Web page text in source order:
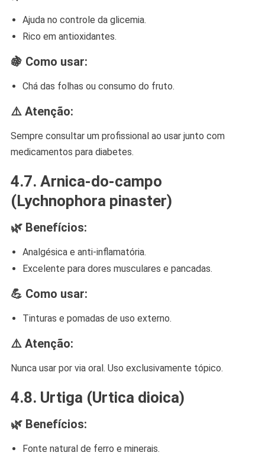
Ajuda no controle da glicemia.
Rico em antioxidantes.
🍇 Como usar:
Chá das folhas ou consumo do fruto.
⚠️ Atenção:
Sempre consultar um profissional ao usar junto com
medicamentos para diabetes.
4.7. Arnica-do-campo
(Lychnophora pinaster)
🌿 Benefícios:
Analgésica e anti-inflamatória.
Excelente para dores musculares e pancadas.
💪 Como usar:
Tinturas e pomadas de uso externo.
⚠️ Atenção:
Nunca usar por via oral. Uso exclusivamente tópico.
4.8. Urtiga (Urtica dioica)
🌿 Benefícios:
Fonte natural de ferro e minerais.